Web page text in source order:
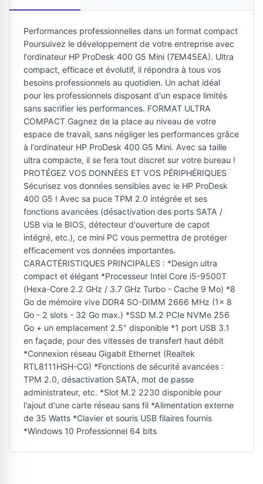
Performances professionnelles dans un format compact
Poursuivez le développement de votre entreprise avec
l'ordinateur HP ProDesk 400 G5 Mini (7EM45EA). Ultra
compact, efficace et évolutif, il répondra à tous vos
besoins professionnels au quotidien. Un achat idéal
pour les professionnels disposant d'un espace limités
sans sacrifier les performances. FORMAT ULTRA
COMPACT Gagnez de la place au niveau de votre
espace de travail, sans négliger les performances grâce
à l'ordinateur HP ProDesk 400 G5 Mini. Avec sa taille
ultra compacte, il se fera tout discret sur votre bureau !
PROTÉGEZ VOS DONNÉES ET VOS PÉRIPHÉRIQUES
Sécurisez vos données sensibles avec le HP ProDesk
400 G5 ! Avec sa puce TPM 2.0 intégrée et ses
fonctions avancées (désactivation des ports SATA /
USB via le BIOS, détecteur d'ouverture de capot
intégré, etc.), ce mini PC vous permettra de protéger
efficacement vos données importantes.
CARACTÉRISTIQUES PRINCIPALES : *Design ultra
compact et élégant *Processeur Intel Core i5-9500T
(Hexa-Core 2.2 GHz / 3.7 GHz Turbo - Cache 9 Mo) *8
Go de mémoire vive DDR4 SO-DIMM 2666 MHz (1x 8
Go - 2 slots - 32 Go max.) *SSD M.2 PCIe NVMe 256
Go + un emplacement 2.5" disponible *1 port USB 3.1
en façade, pour des vitesses de transfert haut débit
*Connexion réseau Gigabit Ethernet (Realtek
RTL8111HSH-CG) *Fonctions de sécurité avancées :
TPM 2.0, désactivation SATA, mot de passe
administrateur, etc. *Slot M.2 2230 disponible pour
l'ajout d'une carte réseau sans fil *Alimentation externe
de 35 Watts *Clavier et souris USB filaires fournis
*Windows 10 Professionnel 64 bits